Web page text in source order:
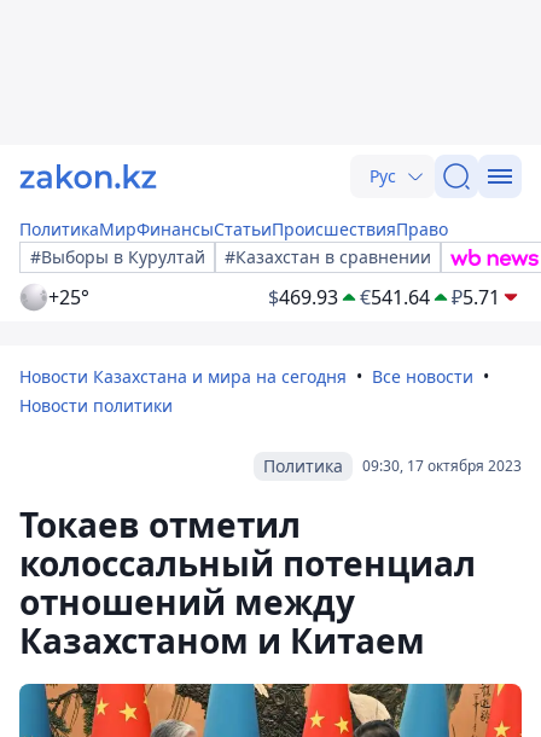
Рус
ПолитикаМирФинансыСтатьиПроисшествияПраво
#Выборы в Курултай
#Казахстан в сравнении
+25° $469.93 €541.64 ₽5.71
Новости Казахстана и мира на сегодня
Все новости
Новости политики
09:30, 17 октября 2023
Политика
Токаев отметил
колоссальный потенциал
отношений между
Казахстаном и Китаем